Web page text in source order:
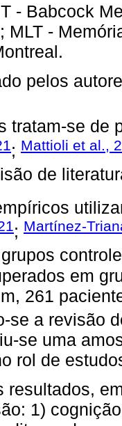
- Babcock
MLT -
pelos
tratam-se de
; Mattioli et al.,
de
; Martínez-
em
261
se a revisão
se uma
rol de
resultados,
1)